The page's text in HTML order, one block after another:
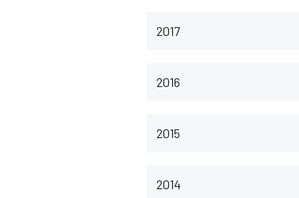
2017
2016
2015
2014